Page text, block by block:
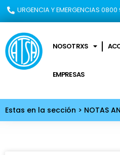
URGENCIA Y EMERGENCIAS
NOSOTRXS
EMPRESAS
Estas en la sección > NOTAS